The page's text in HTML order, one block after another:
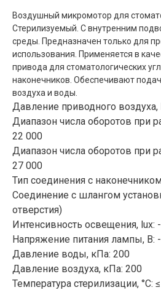
Воздушный микромотор для
Стерилизуемый. С внутренним
среды. Предназначен только для
использования. Применяется в
привода для стоматологических
наконечников. Обеспечивают
воздуха и воды.
Давление приводного воздуха,
Диапазон числа оборотов при
22 000
Диапазон числа оборотов при
27 000
Тип соединения с
Соединение с шлангом
отверстия)
Интенсивность освещения, lux: -
Напряжение питания лампы, В: -
Давление воды, кПа: 200
Давление воздуха, кПа: 200
Температура стерилизации, °C: